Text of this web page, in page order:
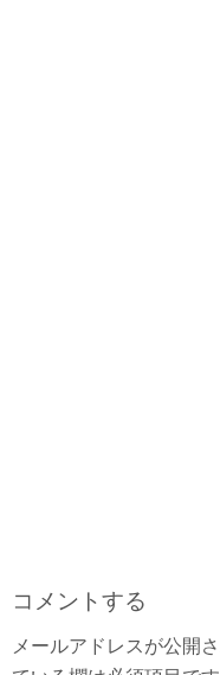
コメントする
メールアドレスが公開